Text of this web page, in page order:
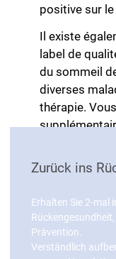
positive sur le
Il existe
label de
du sommeil
diverses
thérapie.
Résumé
la taille de
Le lit doit
Zurück ins
Erhalten Sie 2-mal
Prävention.
Verständlich